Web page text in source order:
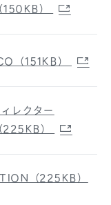
150KB）
（151KB）
レクター
225KB）
（225KB）